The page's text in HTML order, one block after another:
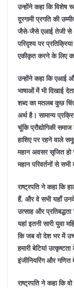
उन्होंने कहा कि विशेष
दूरगामी प्रगति की
जैसे-जैसे एआई तेजी से
परिदृश्य पर
एकीकृत करने के लिए
उन्होंने कहा कि एआई और
भाषाओं में भी दिखाई
शब्द का मतलब कुछ
अर्थ है। सामान्य
चूंकि प्रौद्योगिकी
हाशिए पर रहने वाले
महान अवसर सृजित हो
महान परिवर्तनों से सभी
राष्ट्रपति ने कहा कि
हैं, और वे सभी यहाँ
उत्साह और
यहां इतनी सारी युवा
कि जब वो देश भर में
हमारी बेटियां
इंजीनियरिंग और गणित
राष्ट्रपति ने कहा कि